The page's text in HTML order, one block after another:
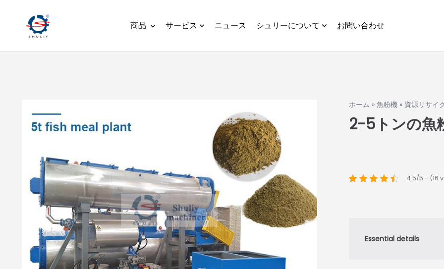
商品 サービス ニュース シュリーについて お問い合わせ
ホーム » 魚粉機 » 資源リサイ
2-5トンの魚
4.5/5 - (16